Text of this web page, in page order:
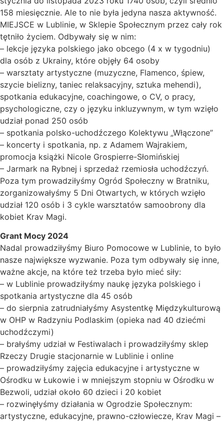
158 miesięcznie. Ale to nie była jedyna nasza aktywność.
MIEJSCE w Lublinie, w Sklepie Społecznym przez cały rok
tętniło życiem. Odbywały się w nim:
– lekcje języka polskiego jako obcego (4 x w tygodniu)
dla osób z Ukrainy, które objęły 64 osoby
– warsztaty artystyczne (muzyczne, Flamenco, śpiew,
szycie bielizny, taniec relaksacyjny, sztuka mehendi),
spotkania edukacyjne, coachingowe, o CV, o pracy,
psychologiczne, czy o języku inkluzywnym, w tym wzięło
udział ponad 250 osób
– spotkania polsko-uchodźczego Kolektywu „Włączone”
– koncerty i spotkania, np. z Adamem Wajrakiem,
promocja książki Nicole Grospierre-Słomińskiej
– Jarmark na Rybnej i sprzedaż rzemiosła uchodźczyń.
Poza tym prowadziłyśmy Ogród Społeczny w Bratniku,
zorganizowałyśmy 5 Dni Otwartych, w których wzięło
udział 120 osób i 3 cykle warsztatów samoobrony dla
kobiet Krav Magi.
Grant Mocy 2024
Nadal prowadziłyśmy Biuro Pomocowe w Lublinie, to było
nasze największe wyzwanie. Poza tym odbywały się inne,
ważne akcje, na które też trzeba było mieć siły:
– w Lublinie prowadziłyśmy naukę języka polskiego i
spotkania artystyczne dla 45 osób
– do sierpnia zatrudniałyśmy Asystentkę Międzykulturową
w OHP w Radzyniu Podlaskim (opieka nad 40 dziećmi
uchodźczymi)
– brałyśmy udział w Festiwalach i prowadziłyśmy sklep
Rzeczy Drugie stacjonarnie w Lublinie i online
– prowadziłyśmy zajęcia edukacyjne i artystyczne w
Ośrodku w Łukowie i w mniejszym stopniu w Ośrodku w
Bezwoli, udział około 60 dzieci i 20 kobiet
– rozwinęłyśmy działania w Ogrodzie Społecznym:
artystyczne, edukacyjne, prawno-człowiecze, Krav Magi –